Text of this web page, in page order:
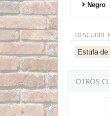
Negro
DESCUBRE
Estufa de
OTROS